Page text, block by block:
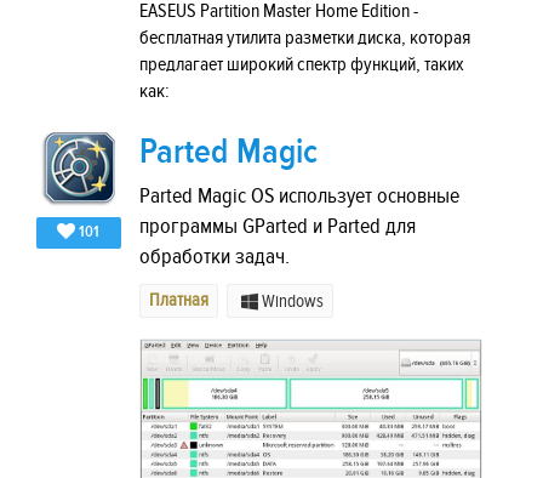
EASEUS Partition Master Home Edition -
бесплатная утилита разметки диска, которая
предлагает широкий спектр функций, таких
как:
101
Parted Magic
Parted Magic OS использует основные
программы GParted и Parted для
обработки задач.
Платная Windows